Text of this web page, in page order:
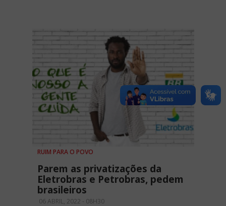
RUIM PARA O POVO
Parem as privatizações da
Eletrobras e Petrobras, pedem
brasileiros
06 ABRIL, 2022 - 08H30